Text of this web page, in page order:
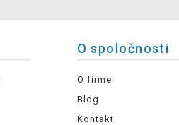
O spoločnosti
O firme
Blog
Kontakt